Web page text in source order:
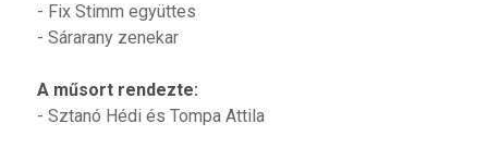
- Fix Stimm együttes
- Sárarany zenekar
A műsort rendezte:
- Sztanó Hédi és Tompa Attila